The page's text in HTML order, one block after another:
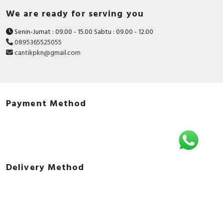
We are ready for serving you
Senin-Jumat : 09.00 - 15.00 Sabtu : 09.00 - 12.00
0895365525055
cantikpkn@gmail.com
Payment Method
Delivery Method